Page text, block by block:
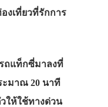
งเที่ยวที่รักการ
ถแท็กซี่มาลงที่
ะมาณ 20 นาที
ให้ใช้ทางด่วน